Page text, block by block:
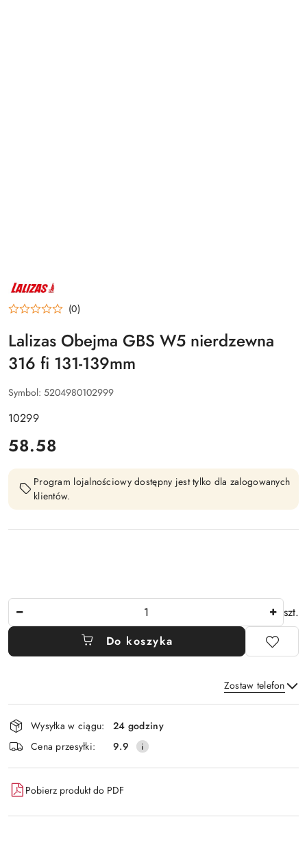
NAZWA
PRODUCENTA:
LALIZAS (0)
Lalizas Obejma GBS W5 nierdzewna
316 fi 131-139mm
Symbol: 5204980102999
10299
cena:
58.58
Program lojalnościowy dostępny jest tylko dla zalogowanych
klientów.
szt.
Do koszyka
Zostaw telefon
Wyślij
Dostępność
i
dostawa
Wysyłka w ciągu:
24 godziny
Cena przesyłki:
9.9
Pobierz produkt do PDF